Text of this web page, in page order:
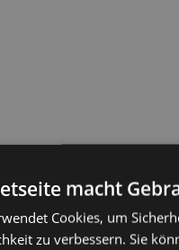
macht
Cookies, um
zu verbessern. Sie